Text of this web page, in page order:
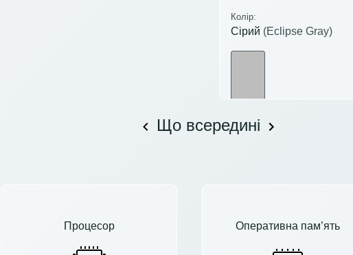
Колір:
Сірий (Eclipse Gray)
Що всередині
Процесор Оперативна пам’ять